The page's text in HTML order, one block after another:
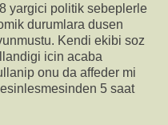
yargici politik sebeplerle
durumlara dusen
Kendi ekibi soz
icin acaba
onu da affeder mi
5 saat